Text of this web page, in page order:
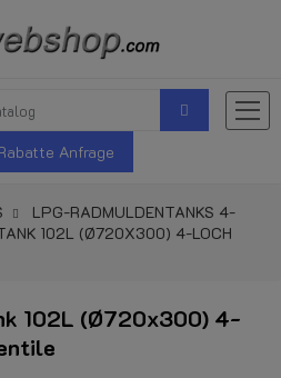
Anfrage
LPG-RADMULDENTANKS 4-
102L (Ø720X300) 4-LOCH
102L (Ø720x300) 4-